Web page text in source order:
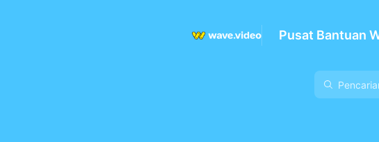
Pusat Bantuan